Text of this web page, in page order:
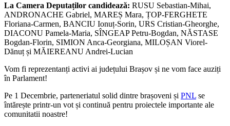
La Camera Deputaților candidează: RUSU Sebastian-Mihai,
ANDRONACHE Gabriel, MAREȘ Mara, ȚOP-FERGHETE
Floriana-Carmen, BANCIU Ionuț-Sorin, URS Cristian-Gheorghe,
DIACONU Pamela-Maria, SÎNGEAP Petru-Bogdan, NĂSTASE
Bogdan-Florin, SIMION Anca-Georgiana, MILOȘAN Viorel-
Dănuț și MĂIEREANU Andrei-Lucian
Vom fi reprezentanți activi ai județului Brașov și ne vom face auziți
în Parlament!
Pe 1 Decembrie, parteneriatul solid dintre brașoveni și PNL se
întărește printr-un vot și continuă pentru proiectele importante ale
comunitatii noastre!